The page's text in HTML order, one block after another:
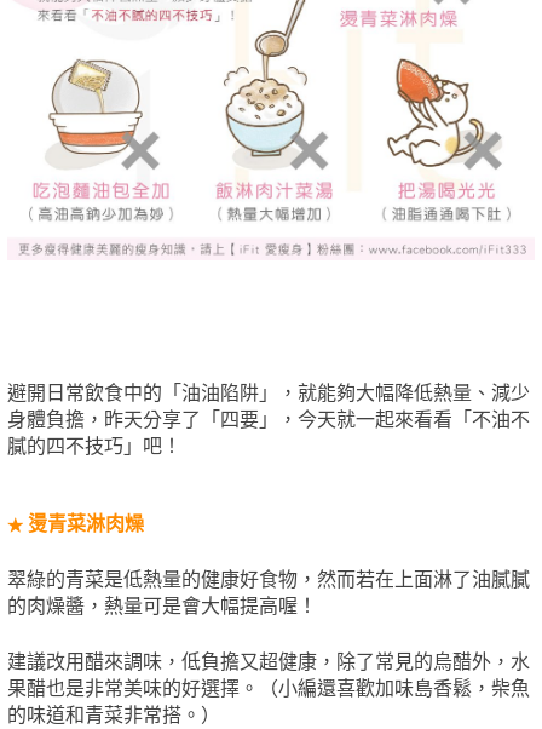
避開日常飲食中的「油油陷阱」，就能夠大幅降低熱量、減少
身體負擔，昨天分享了「四要」，今天就一起來看看「不油不
膩的四不技巧」吧！
★ 燙青菜淋肉燥
翠綠的青菜是低熱量的健康好食物，然而若在上面淋了油膩膩
的肉燥醬，熱量可是會大幅提高喔！
建議改用醋來調味，低負擔又超健康，除了常見的烏醋外，水
果醋也是非常美味的好選擇。（小編還喜歡加味島香鬆，柴魚
的味道和青菜非常搭。）